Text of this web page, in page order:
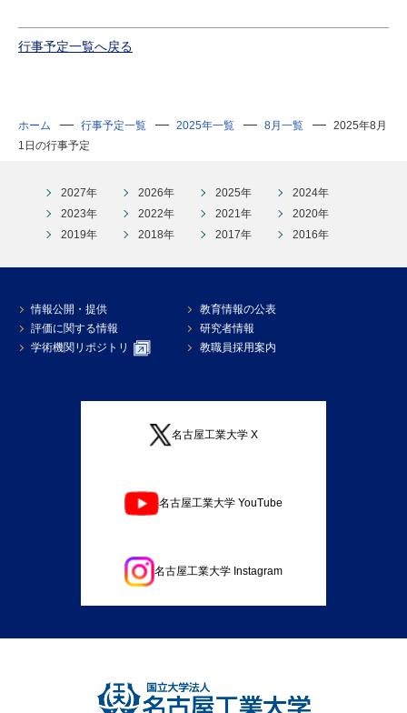
行事予定一覧へ戻る
ホーム 行事予定一覧 2025年一覧 8月一覧
2025年8月
1日の行事予定
2027年 2026年 2025年
2024年
2023年
2022年 2021年
2020年
2019年
2018年 2017年 2016年
情報公開・提供
教育情報の公表
評価に関する情報
研究者情報
学術機関リポジトリ
教職員採用案内
名古屋工業大学 X
名古屋工業大学 YouTube
名古屋工業大学 Instagram